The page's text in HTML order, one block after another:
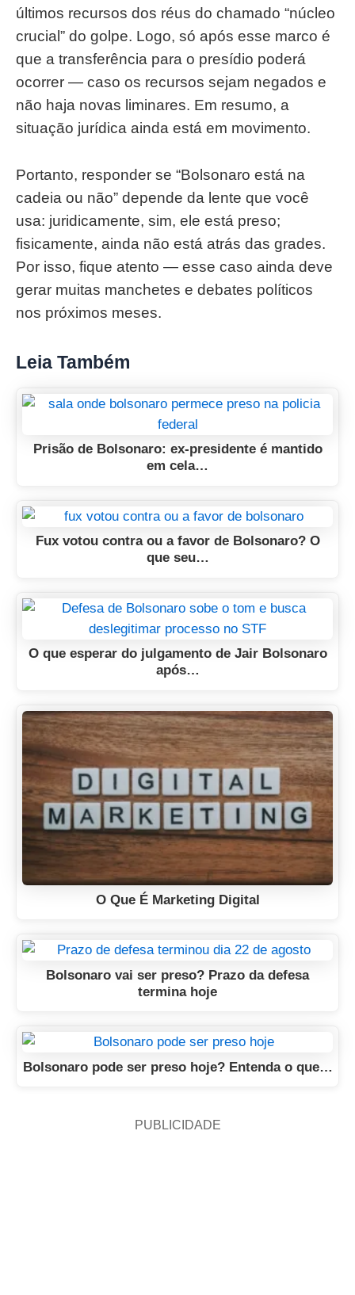
últimos recursos dos réus do chamado “núcleo
crucial” do golpe. Logo, só após esse marco é
que a transferência para o presídio poderá
ocorrer — caso os recursos sejam negados e
não haja novas liminares. Em resumo, a
situação jurídica ainda está em movimento.
Portanto, responder se “Bolsonaro está na
cadeia ou não” depende da lente que você
usa: juridicamente, sim, ele está preso;
fisicamente, ainda não está atrás das grades.
Por isso, fique atento — esse caso ainda deve
gerar muitas manchetes e debates políticos
nos próximos meses.
Leia Também
Prisão de Bolsonaro: ex-presidente é mantido
em cela…
Fux votou contra ou a favor de Bolsonaro? O
que seu…
O que esperar do julgamento de Jair Bolsonaro
após…
O Que É Marketing Digital
Bolsonaro vai ser preso? Prazo da defesa
termina hoje
Bolsonaro pode ser preso hoje? Entenda o que…
PUBLICIDADE